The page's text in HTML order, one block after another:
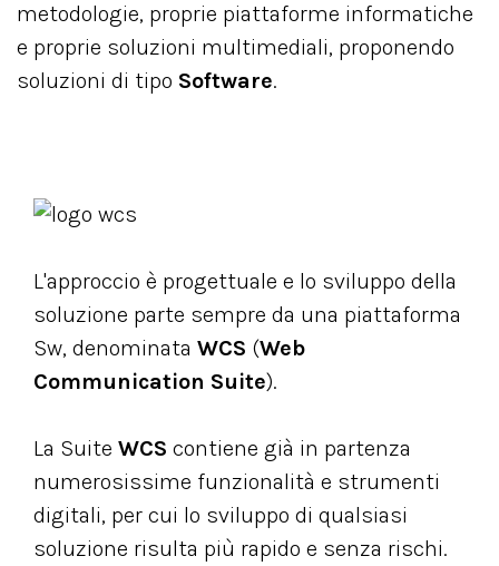
metodologie, proprie piattaforme informatiche
e proprie soluzioni multimediali, proponendo
soluzioni di tipo Software.
L'approccio è progettuale e lo sviluppo della
soluzione parte sempre da una piattaforma
Sw, denominata WCS (Web
Communication Suite).
La Suite WCS contiene già in partenza
numerosissime funzionalità e strumenti
digitali, per cui lo sviluppo di qualsiasi
soluzione risulta più rapido e senza rischi.